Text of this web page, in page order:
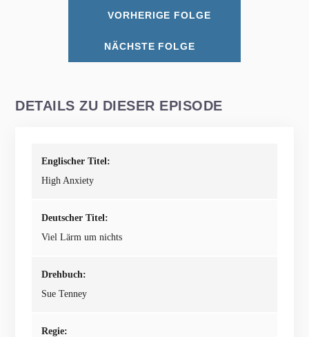
VORHERIGE FOLGE
NÄCHSTE FOLGE
DETAILS ZU DIESER EPISODE
Englischer Titel:
High Anxiety
Deutscher Titel:
Viel Lärm um nichts
Drehbuch:
Sue Tenney
Regie: